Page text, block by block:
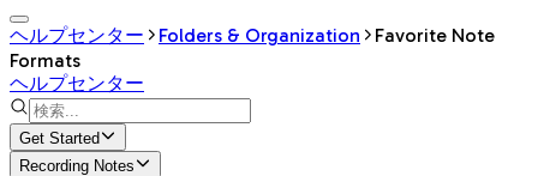
ヘルプセンター Folders & Organization
Favorite Note
Formats
ヘルプセンター
Get Started
Recording Notes